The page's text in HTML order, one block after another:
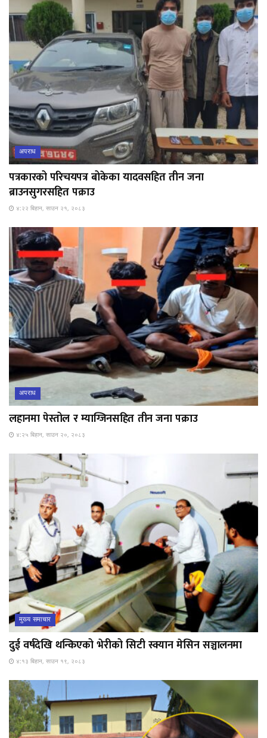
अपराध
पत्रकारको परिचयपत्र बोकेका यादवसहित तीन जना
ब्राउनसुगरसहित पक्राउ
४:२२ बिहान, साउन २१, २०८३
अपराध
लहानमा पेस्तोल र म्याग्जिनसहित तीन जना पक्राउ
४:२५ बिहान, साउन २०, २०८३
मुख्य समाचार
दुई वर्षदेखि थन्किएको भेरीको सिटी स्क्यान मेसिन सञ्चालनमा
४:१३ बिहान, साउन १९, २०८३